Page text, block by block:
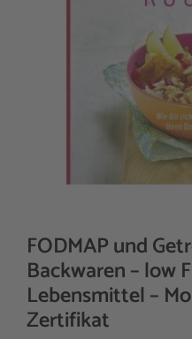
FODMAP und
Backwaren – low
Lebensmittel –
Zertifikat